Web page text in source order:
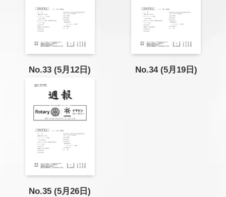
No.33 (5月12日) No.34 (5月19日)
No.35 (5月26日)